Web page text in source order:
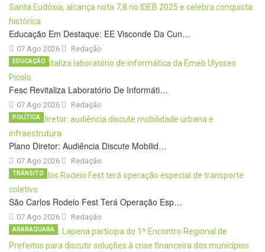
Educação Em Destaque: EE Visconde Da Cun…
07 Ago 2026 Redação
Fesc Revitaliza Laboratório De Informáti…
07 Ago 2026
EDUCAÇÃO
Redação
Plano Diretor: Audiência Discute Mobilid…
07 Ago 2026
POLÍTICA
Redação
São Carlos Rodeio Fest Terá Operação Esp…
07 Ago 2026
TRÂNSITO
Redação
ARARAQUARA